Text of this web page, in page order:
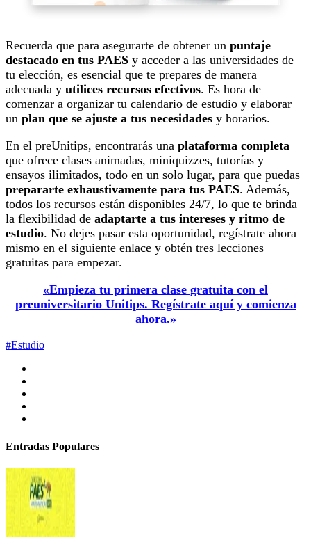
Recuerda que para asegurarte de obtener un puntaje
destacado en tus PAES y acceder a las universidades de
tu elección, es esencial que te prepares de manera
adecuada y utilices recursos efectivos. Es hora de
comenzar a organizar tu calendario de estudio y elaborar
un plan que se ajuste a tus necesidades y horarios.
En el preUnitips, encontrarás una plataforma completa
que ofrece clases animadas, miniquizzes, tutorías y
ensayos ilimitados, todo en un solo lugar, para que puedas
prepararte exhaustivamente para tus PAES. Además,
todos los recursos están disponibles 24/7, lo que te brinda
la flexibilidad de adaptarte a tus intereses y ritmo de
estudio. No dejes pasar esta oportunidad, regístrate ahora
mismo en el siguiente enlace y obtén tres lecciones
gratuitas para empezar.
«Empieza tu primera clase gratuita con el
preuniversitario Unitips. Regístrate aquí y comienza
ahora.»
#Estudio
Entradas Populares